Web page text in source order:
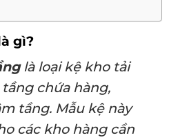
gì?
là loại kệ kho tải
chứa hàng,
tầng. Mẫu kệ này
các kho hàng cần